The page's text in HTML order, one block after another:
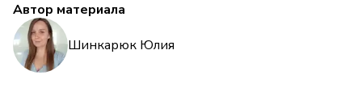
Автор материала
Шинкарюк Юлия